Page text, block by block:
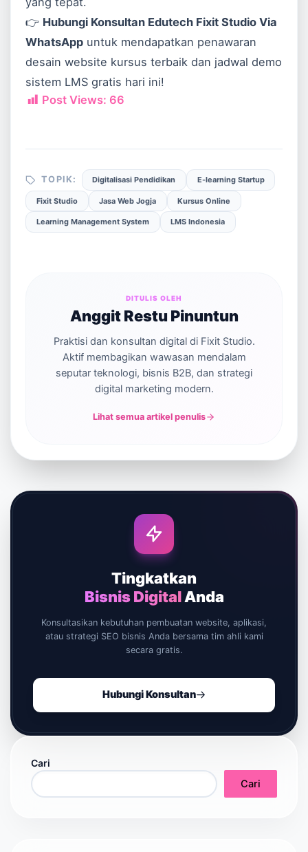
👉 Hubungi Konsultan Edutech Fixit Studio Via
WhatsApp untuk mendapatkan penawaran
desain website kursus terbaik dan jadwal demo
sistem LMS gratis hari ini!
Post Views: 66
TOPIK: Digitalisasi Pendidikan E-learning Startup
Fixit Studio Jasa Web Jogja Kursus Online
Learning Management System LMS Indonesia
DITULIS OLEH
Anggit Restu Pinuntun
Praktisi dan konsultan digital di Fixit Studio.
Aktif membagikan wawasan mendalam
seputar teknologi, bisnis B2B, dan strategi
digital marketing modern.
Lihat semua artikel penulis
Tingkatkan
Bisnis DigitalAnda
Konsultasikan kebutuhan pembuatan website, aplikasi,
atau strategi SEO bisnis Anda bersama tim ahli kami
secara gratis.
Hubungi Konsultan
Cari
Cari